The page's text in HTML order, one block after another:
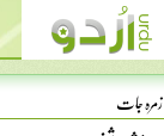
زمرہ جات